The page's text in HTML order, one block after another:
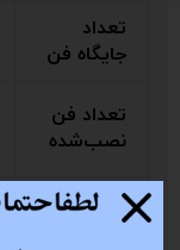
تعداد
جایگاه‌ فن
تعداد فن
نصب‌شده
جایگاه فن
در پنل